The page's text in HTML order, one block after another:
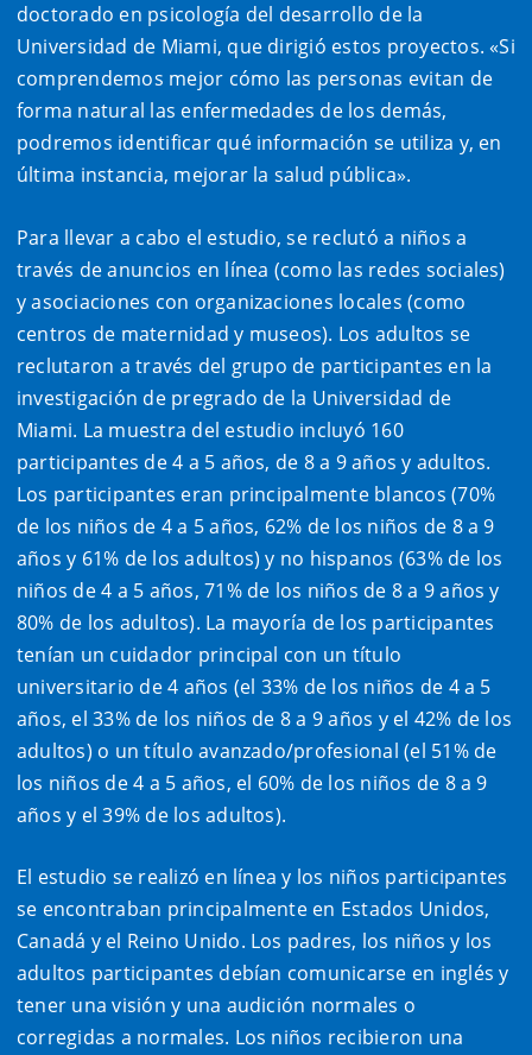
doctorado en psicología del desarrollo de la
Universidad de Miami, que dirigió estos proyectos. «Si
comprendemos mejor cómo las personas evitan de
forma natural las enfermedades de los demás,
podremos identificar qué información se utiliza y, en
última instancia, mejorar la salud pública».
Para llevar a cabo el estudio, se reclutó a niños a
través de anuncios en línea (como las redes sociales)
y asociaciones con organizaciones locales (como
centros de maternidad y museos). Los adultos se
reclutaron a través del grupo de participantes en la
investigación de pregrado de la Universidad de
Miami. La muestra del estudio incluyó 160
participantes de 4 a 5 años, de 8 a 9 años y adultos.
Los participantes eran principalmente blancos (70%
de los niños de 4 a 5 años, 62% de los niños de 8 a 9
años y 61% de los adultos) y no hispanos (63% de los
niños de 4 a 5 años, 71% de los niños de 8 a 9 años y
80% de los adultos). La mayoría de los participantes
tenían un cuidador principal con un título
universitario de 4 años (el 33% de los niños de 4 a 5
años, el 33% de los niños de 8 a 9 años y el 42% de los
adultos) o un título avanzado/profesional (el 51% de
los niños de 4 a 5 años, el 60% de los niños de 8 a 9
años y el 39% de los adultos).
El estudio se realizó en línea y los niños participantes
se encontraban principalmente en Estados Unidos,
Canadá y el Reino Unido. Los padres, los niños y los
adultos participantes debían comunicarse en inglés y
tener una visión y una audición normales o
corregidas a normales. Los niños recibieron una